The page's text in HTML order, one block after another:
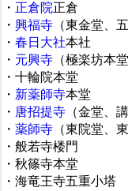
・ 正倉院正倉
・ 興福寺 （東金堂、
・ 春日大社本社
・ 元興寺 （極楽坊本
・十輪院本堂
・ 新薬師寺本堂
・ 唐招提寺 （金堂、
・ 薬師寺 （東院堂、東
・般若寺楼門
・秋篠寺本堂
・海竜王寺五重小塔